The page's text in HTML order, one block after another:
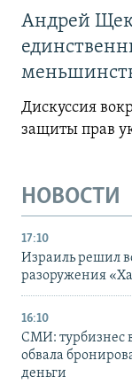
Андрей
Дискуссия
защиты прав
НОВОСТИ
17:10
Израиль решил
разоружения
16:10
СМИ: турбизнес
обвала
деньги